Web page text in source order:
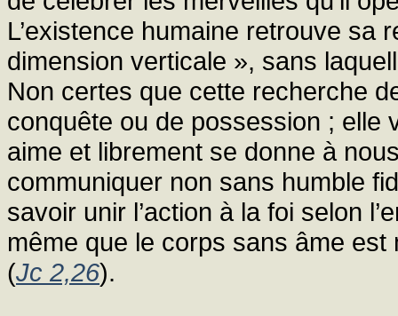
L’existence humaine retrouve sa
dimension verticale », sans
Non certes que cette recherche
conquête ou de possession ; elle
aime et librement se donne à
communiquer non sans humble
savoir unir l’action à la foi selon
même que le corps sans âme
(Jc 2,26).